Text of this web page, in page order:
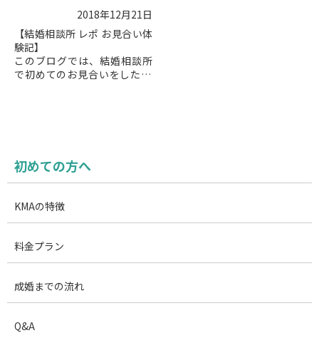
2018年12月21日
【結婚相談所 レポ お見合い体
験記】
このブログでは、結婚相談所
で初めてのお見合いをした43
初めての方へ
KMAの特徴
料金プラン
成婚までの流れ
Q&A